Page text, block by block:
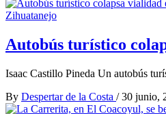
Zihuatanejo
Autobús turístico
Isaac Castillo Pineda Un autobús
By Despertar de la Costa / 30 junio,